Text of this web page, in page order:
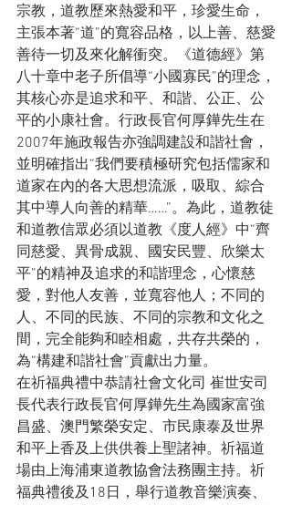
宗教，道教歷來熱愛和平，珍愛生命，
主張本著“道”的寬容品格，以上善、慈愛
善待一切及來化解衝突。《道德經》第
八十章中老子所倡導“小國寡民”的理念，
其核心亦是追求和平、和諧、公正、公
平的小康社會。行政長官何厚鏵先生在
2007年施政報告亦強調建設和諧社會，
並明確指出“我們要積極研究包括儒家和
道家在內的各大思想流派，吸取、綜合
其中導人向善的精華……”。為此，道教徒
和道教信眾必須以道教《度人經》中“齊
同慈愛、異骨成親、國安民豐、欣樂太
平”的精神及追求的和諧理念，心懷慈
愛，對他人友善，並寬容他人；不同的
人、不同的民族、不同的宗教和文化之
間，完全能夠和睦相處，共存共榮的，
為“構建和諧社會”貢獻出力量。
在祈福典禮中恭請社會文化司 崔世安司
長代表行政長官何厚鏵先生為國家富強
昌盛、澳門繁榮安定、市民康泰及世界
和平上香及上供供養上聖諸神。祈福道
場由上海浦東道教協會法務團主持。祈
福典禮後及18日，舉行道教音樂演奏、